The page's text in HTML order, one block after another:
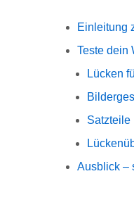
Einleitung
Teste dein
Lücken
Satzteile
Ausblick –